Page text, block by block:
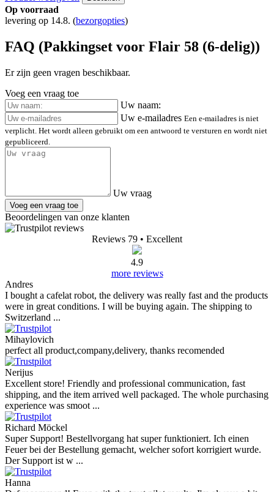
Op voorraad
levering op 14.8. (bezorgopties)
FAQ (Pakkingset voor Flair 58 (6-delig))
Er zijn geen vragen beschikbaar.
Voeg een vraag toe
Uw naam:
Uw e-mailadres Een e-mailadres is niet
verplicht. Het wordt alleen gebruikt om een antwoord te versturen en wordt niet
gepubliceerd.
Uw vraag
Voeg een vraag toe
Beoordelingen van onze klanten
Reviews 79 • Excellent
4.9
more reviews
Andres
I bought a cafelat robot, the delivery was really fast and the products
were in great conditions. I will be buying again. The shipping to
Switzerland ...
Mihaylovich
perfect all product,company,delivery, thanks recomended
Nerijus
Excellent store! Friendly and professional communication, fast
shipping, and the item arrived well packaged. The whole purchasing
experience was smoot ...
Richard Möckel
Super Support! Bestellvorgang hat super funktioniert. Ich einen
Feuer bei der Bestellung gemacht, welcher sofort korrigiert wurde.
Der Support ist w ...
Hanna